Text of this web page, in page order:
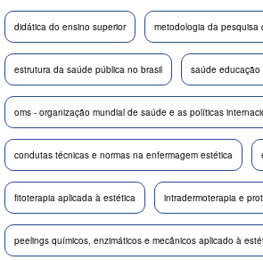
didática do ensino superior metodologia da pesquisa
estrutura da saúde pública no brasil saúde
oms - organização mundial de saúde e as políticas
condutas técnicas e normas na enfermagem estética
fitoterapia aplicada à estética intradermoterapia e
peelings químicos, enzimáticos e mecânicos aplicado à